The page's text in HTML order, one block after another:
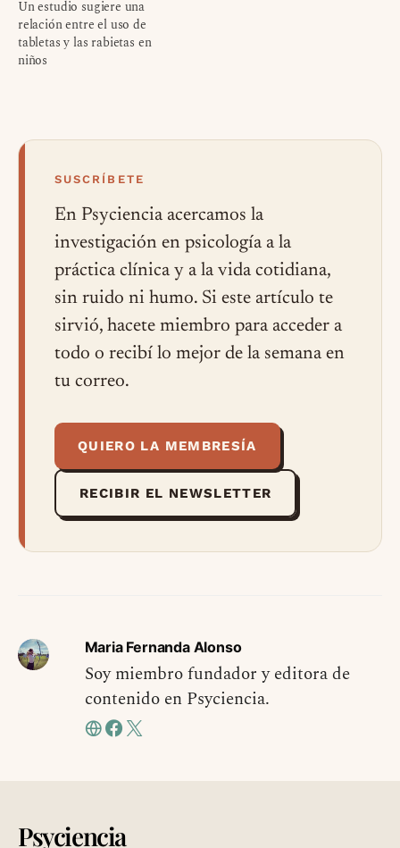
Un estudio sugiere una
relación entre el uso de
tabletas y las rabietas en
niños
SUSCRÍBETE
En Psyciencia acercamos la
investigación en psicología a la
práctica clínica y a la vida cotidiana,
sin ruido ni humo. Si este artículo te
sirvió, hacete miembro para acceder a
todo o recibí lo mejor de la semana en
tu correo.
QUIERO LA MEMBRESÍA
RECIBIR EL NEWSLETTER
Maria Fernanda Alonso
Soy miembro fundador y editora de
contenido en Psyciencia.
Psyciencia